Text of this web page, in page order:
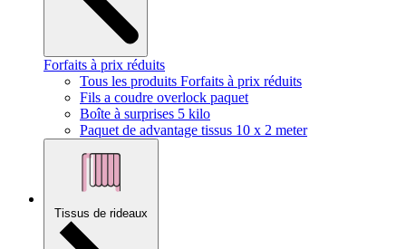
Forfaits à prix réduits
Tous les produits Forfaits à prix réduits
Fils a coudre overlock paquet
Boîte à surprises 5 kilo
Paquet de advantage tissus 10 x 2 meter
Tissus de rideaux